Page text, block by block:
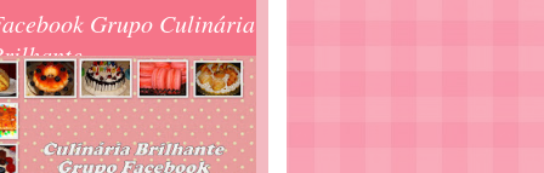
Grupo Culinária